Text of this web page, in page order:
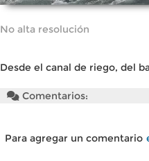
No alta resolución
Desde el canal de riego, del
Comentarios:
Para agregar un comentario